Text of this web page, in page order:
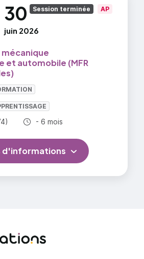
30
juin 2026
mécanique
et automobile (MFR
Durée totale :
- 6 mois
Session terminée AP
d'informations